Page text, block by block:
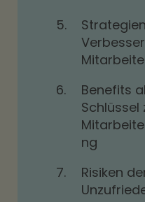
5.
6.
Benefits
Schlüssel
ng
7.
Risiken